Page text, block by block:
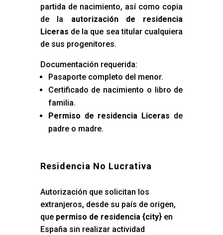
partida de nacimiento, así como copia
de la autorización de residencia
Liceras de la que sea titular cualquiera
de sus progenitores.
Documentación requerida:
Pasaporte completo del menor.
Certificado de nacimiento o libro de
familia.
Permiso de residencia Liceras de
padre o madre.
Residencia No Lucrativa
Autorización que solicitan los
extranjeros, desde su país de origen,
que permiso de residencia {city} en
España sin realizar actividad